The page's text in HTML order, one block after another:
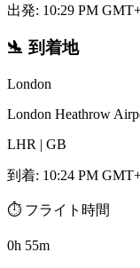
出発: 10:29 PM
🛬 到着地
London
London Heathrow
LHR | GB
到着: 10:24 PM
⏱️ フライト時間
0h 55m